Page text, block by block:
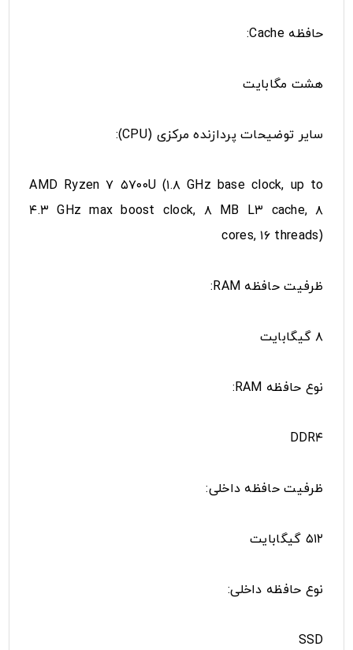
حافظه Cache:
هشت مگابایت
سایر توضیحات پردازنده مرکزی (CPU):
AMD Ryzen ۷ ۵۷۰۰U (۱.۸ GHz base clock, up to
۴.۳ GHz max boost clock, ۸ MB L۳ cache, ۸
cores, ۱۶ threads)
ظرفیت حافظه RAM:
۸ گیگابایت
نوع حافظه RAM:
DDR۴
ظرفیت حافظه داخلی:
۵۱۲ گیگابایت
نوع حافظه داخلی:
SSD